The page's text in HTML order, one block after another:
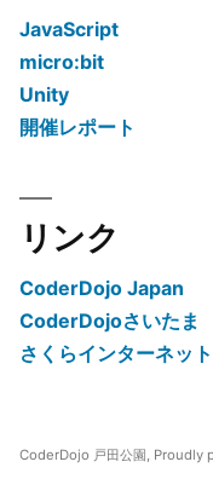
JavaScript
micro:bit
Unity
開催レポート
リンク
CoderDojo Japan
CoderDojoさいたま
さくらインターネット
CoderDojo 戸田公園, Proudly